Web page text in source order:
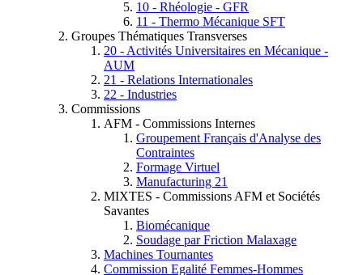
10 - Rhéologie - GFR
11 - Thermo Mécanique SFT
Groupes Thématiques Transverses
20 - Activités Universitaires en Mécanique -
AUM
21 - Relations Internationales
22 - Industries
Commissions
AFM - Commissions Internes
Groupement Français d'Analyse des
Contraintes
Formage Virtuel
Manufacturing 21
MIXTES - Commissions AFM et Sociétés
Savantes
Biomécanique
Soudage par Friction Malaxage
Machines Tournantes
Commission Egalité Femmes-Hommes